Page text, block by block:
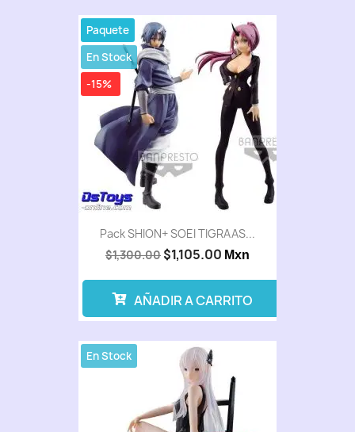
Pack SHION+ SOEI TIGRAAS...
$1,300.00 $1,105.00 Mxn
-15%
Paquete
En Stock
AÑADIR A CARRITO
En Stock